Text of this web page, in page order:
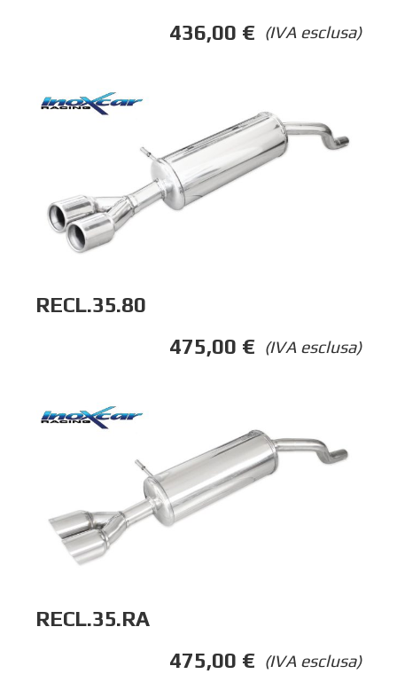
(IVA esclusa)
436,00 €
RECL.35.80
(IVA esclusa)
475,00 €
RECL.35.RA
(IVA esclusa)
475,00 €